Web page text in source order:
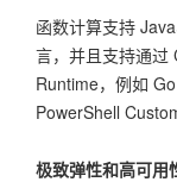
函数计算支持
言，并且支持通过
Runtime，例如
PowerShell
极致弹性和高可用